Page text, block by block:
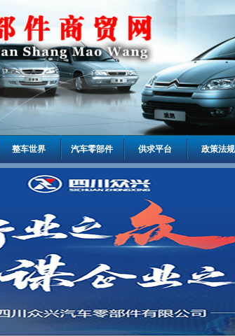
整车世界 汽车零部件 供求平台 政策法规